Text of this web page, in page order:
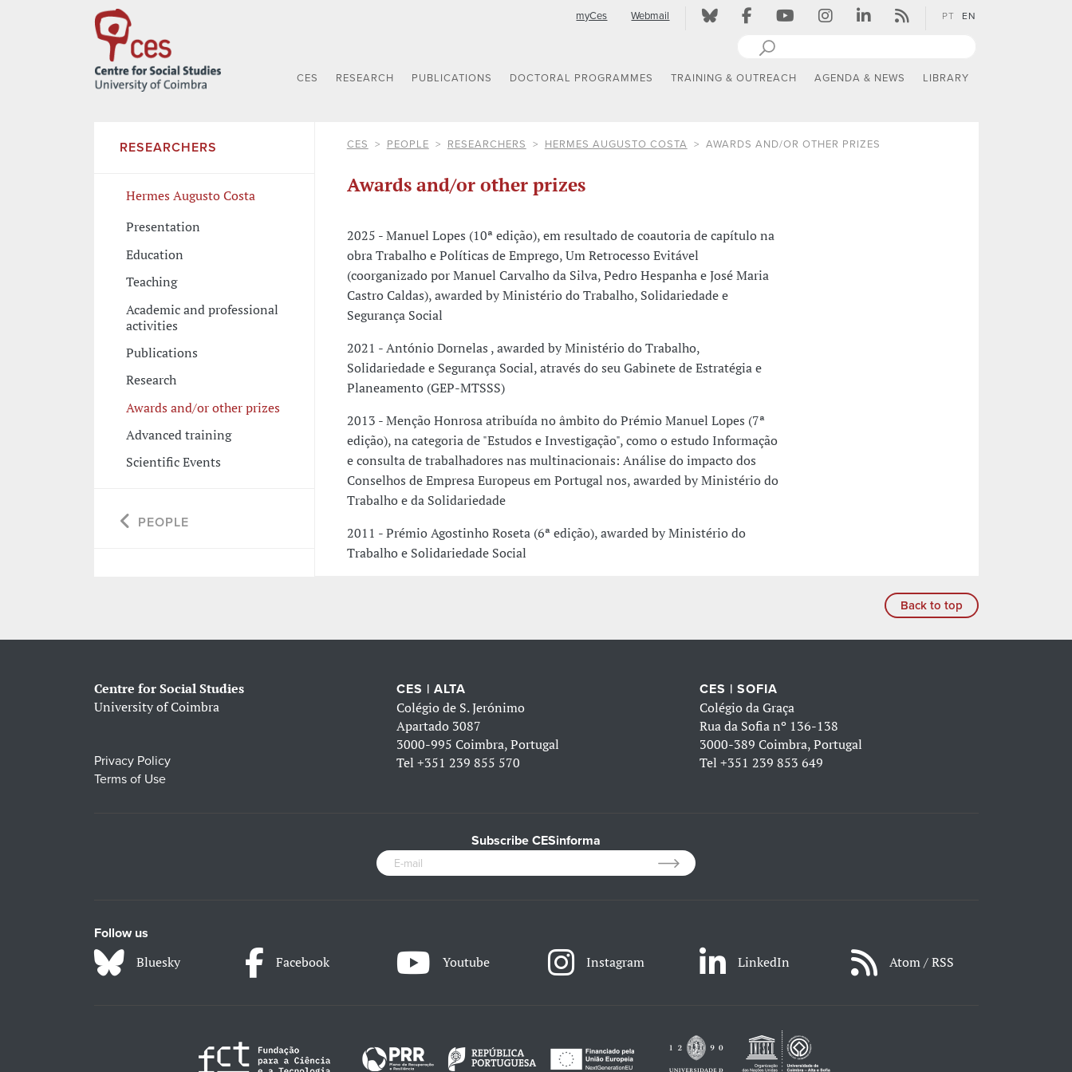
myCes Webmail PT EN
CES RESEARCH PUBLICATIONS DOCTORAL PROGRAMMES TRAINING & OUTREACH AGENDA & NEWS LIBRARY
RESEARCHERS
Hermes Augusto Costa
Presentation
Education
Teaching
Academic and professional
activities
Publications
Research
Awards and/or other prizes
Advanced training
Scientific Events
PEOPLE
CES PEOPLE RESEARCHERS HERMES AUGUSTO COSTA AWARDS AND/OR OTHER PRIZES
Awards and/or other prizes
2025 - Manuel Lopes (10ª edição), em resultado de coautoria de capítulo na
obra Trabalho e Políticas de Emprego, Um Retrocesso Evitável
(coorganizado por Manuel Carvalho da Silva, Pedro Hespanha e José Maria
Castro Caldas), awarded by Ministério do Trabalho, Solidariedade e
Segurança Social
2021 - António Dornelas , awarded by Ministério do Trabalho,
Solidariedade e Segurança Social, através do seu Gabinete de Estratégia e
Planeamento (GEP-MTSSS)
2013 - Menção Honrosa atribuída no âmbito do Prémio Manuel Lopes (7ª
edição), na categoria de "Estudos e Investigação", como o estudo Informação
e consulta de trabalhadores nas multinacionais: Análise do impacto dos
Conselhos de Empresa Europeus em Portugal nos, awarded by Ministério do
Trabalho e da Solidariedade
2011 - Prémio Agostinho Roseta (6ª edição), awarded by Ministério do
Trabalho e Solidariedade Social
Back to top
Centre for Social Studies
University of Coimbra
Privacy Policy
Terms of Use
CES | ALTA
Colégio de S. Jerónimo
Apartado 3087
3000-995 Coimbra, Portugal
Tel+351 239 855 570
CES | SOFIA
Colégio da Graça
Rua da Sofia nº 136-138
3000-389 Coimbra, Portugal
Tel +351 239 853 649
Subscribe CESinforma
Follow us
Bluesky Facebook Youtube Instagram LinkedIn Atom / RSS